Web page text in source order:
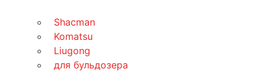
Shacman
Komatsu
Liugong
для бульдозера